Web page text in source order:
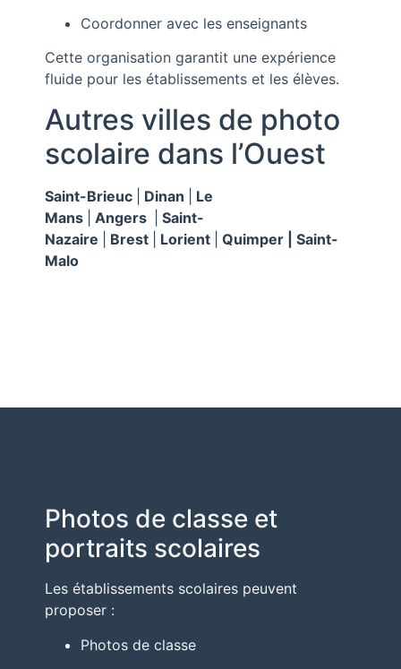
Coordonner avec les enseignants
Cette organisation garantit une expérience
fluide pour les établissements et les élèves.
Autres villes de photo
scolaire dans l’Ouest
Saint-Brieuc Dinan
Le
Mans
Angers
Saint-
Nazaire
Brest Lorient
Quimper | Saint-
Malo
Photos de classe et
portraits scolaires
Les établissements scolaires peuvent
proposer :
Photos de classe